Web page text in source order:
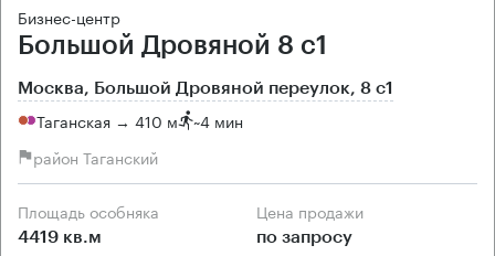
Бизнес-центр
Большой Дровяной 8 с1
Москва, Большой Дровяной переулок, 8 с1
Таганская → 410 м ~4 мин
район Таганский
Площадь особняка
4419 кв.м
Цена продажи
по запросу